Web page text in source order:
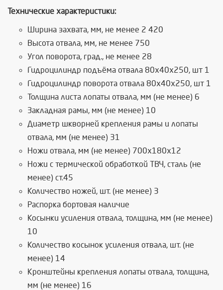
Технические характеристики:
Ширина захвата, мм, не менее 2 420
Высота отвала, мм, не менее 750
Угол поворота, град., не менее 28
Гидроцилиндр подъёма отвала 80х40х250, шт 1
Гидроцилиндр поворота отвала 80х40х250, шт 1
Толщина листа лопаты отвала, мм (не менее) 6
Закладная рамы, мм (не менее) 10
Диаметр шкворней крепления рамы и лопаты
отвала, мм (не менее) 31
Ножи отвала, мм (не менее) 700х180х12
Ножи с термической обработкой ТВЧ, сталь (не
менее) ст.45
Количество ножей, шт. (не менее) 3
Распорка бортовая наличие
Косынки усиления отвала, толщина, мм (не менее)
10
Количество косынок усиления отвала, шт. (не
менее) 14
Кронштейны крепления лопаты отвала, толщина,
мм (не менее) 16